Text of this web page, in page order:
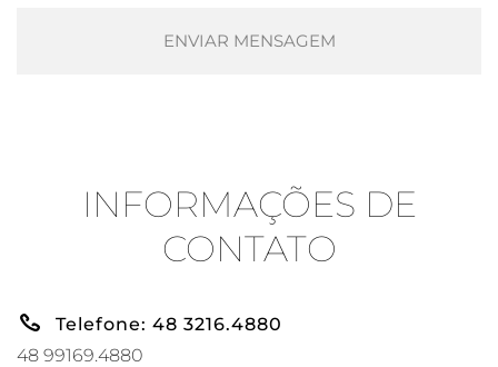
INFORMAÇÕES DE
CONTATO
Telefone: 48 3216.4880
48 99169.4880